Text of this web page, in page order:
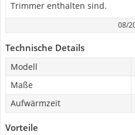
Trimmer enthalten sind.
08/
Technische Details
Modell
Maße
Aufwärmzeit
Vorteile